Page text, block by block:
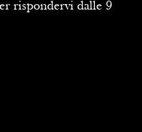
rispondervi dalle 9